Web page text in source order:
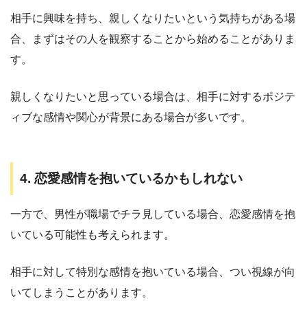
相手に興味を持ち、親しくなりたいという気持ちがある場
合、まずはその人を観察することから始めることがありま
す。
親しくなりたいと思っている場合は、相手に対するポジテ
ィブな感情や関心が背景にある場合が多いです。
4. 恋愛感情を抱いているかもしれない
一方で、男性が職場でチラ見している場合、恋愛感情を抱
いている可能性も考えられます。
相手に対して特別な感情を抱いている場合、つい視線が向
いてしまうことがあります。